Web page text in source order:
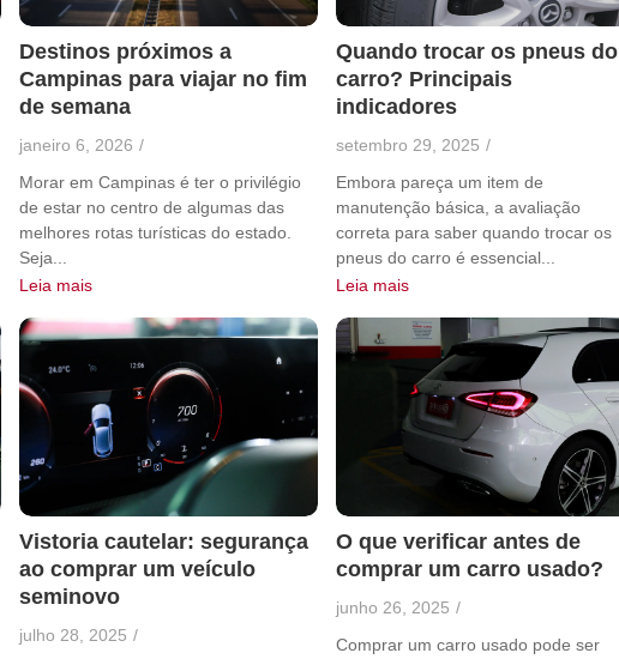
Destinos próximos a
Campinas para viajar no fim
de semana
janeiro 6, 2026 /
Morar em Campinas é ter o privilégio
de estar no centro de algumas das
melhores rotas turísticas do estado.
Seja...
Leia mais
Quando trocar os pneus do
carro? Principais
indicadores
setembro 29, 2025 /
Embora pareça um item de
manutenção básica, a avaliação
correta para saber quando trocar os
pneus do carro é essencial...
Leia mais
Vistoria cautelar: segurança
ao comprar um veículo
seminovo
julho 28, 2025 /
O que verificar antes de
comprar um carro usado?
junho 26, 2025 /
Comprar um carro usado pode ser